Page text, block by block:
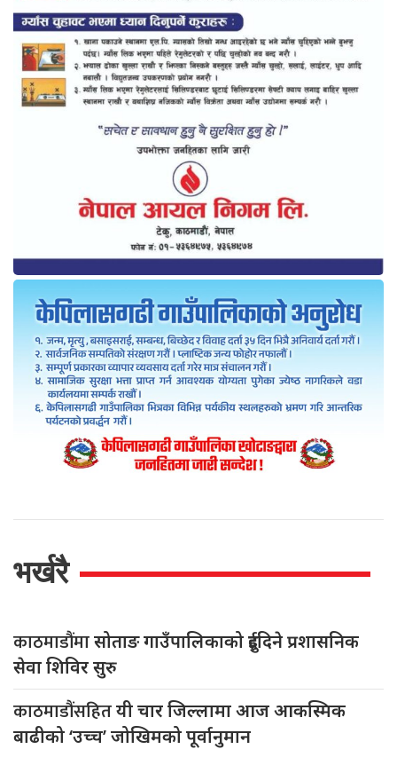
भर्खरै
काठमाडौंमासोताङ गाउँपालिकाको दुईदिने प्रशासनिक
सेवा शिविर सुरु
काठमाडौंसहितयी चार जिल्लामा आज आकस्मिक
बाढीको ‘उच्च’ जोखिमको पूर्वानुमान